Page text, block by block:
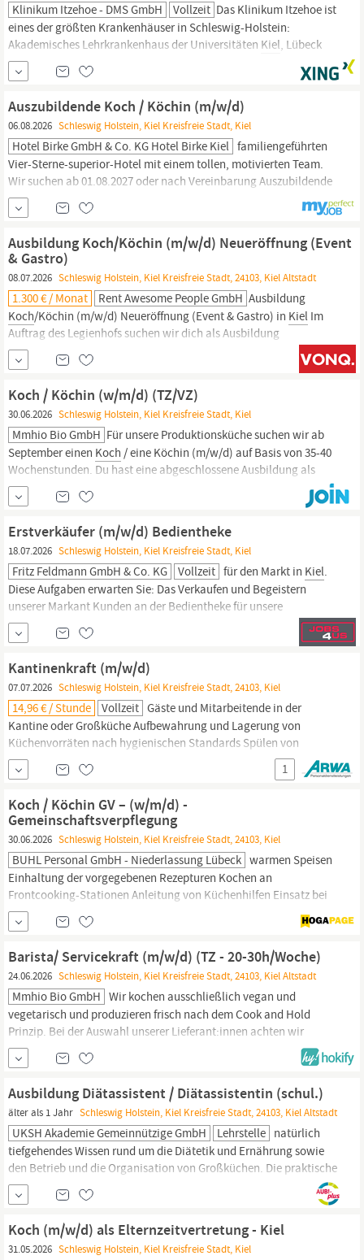
Klinikum Itzehoe - DMS GmbH Vollzeit Das Klinikum Itzehoe ist
eines der größten Krankenhäuser in Schleswig-Holstein:
Akademisches Lehrkrankenhaus der Universitäten Kiel, Lübeck
und Hamburg Mitarbeiterinnen und Mitarbeiter: 3.000
Patientinnen und Patienten pro Jahr: über 30.000 stationär, rund
55.000 ambulant Sie möchten mit Ihrer technischen Expertise
dazu beitragen, dass ein...
Auszubildende Koch / Köchin (m/w/d)
06.08.2026 Schleswig Holstein, Kiel Kreisfreie Stadt, Kiel
Hotel Birke GmbH & Co. KG Hotel Birke Kiel familiengeführten
Vier-Sterne-superior-Hotel mit einem tollen, motivierten Team.
Wir suchen ab 01.08.2027 oder nach Vereinbarung Auszubildende
(m/w/d) für den Beruf
. Anstellungsart: Ausbildung Unser
Fischers Fritz Restaurant ist DAS Fischrestaurant in
unserer offenen, top ausgestatteten Küche wird nach den Regeln
der...
Ausbildung Koch/Köchin (m/w/d) Neueröffnung (Event
& Gastro)
08.07.2026 Schleswig Holstein, Kiel Kreisfreie Stadt, 24103, Kiel Altstadt
1.300 € / Monat Rent Awesome People GmbH Ausbildung
Koch/Köchin (m/w/d) Neueröffnung (Event & Gastro) in Kiel Im
Auftrag des Legienhofs suchen wir dich als Ausbildung
Koch
/Köchin (m/w/d) Neueröffnung (Event & Gastro) in 24103
Kiel. Wenn alles gut geht, machst du nur eine Ausbildung in
deinem Leben. Genau deshalb sollte sie mehr sein...
Koch / Köchin (w/m/d) (TZ/VZ)
30.06.2026 Schleswig Holstein, Kiel Kreisfreie Stadt, Kiel
Mmhio Bio GmbH Für unsere Produktionsküche suchen wir ab
September einen Koch / eine Köchin (m/w/d) auf Basis von 35-40
Wochenstunden. Du hast eine abgeschlossene Ausbildung als
Koch
/Köchin (m/w/d) Strukturiertes Arbeiten ist dein A und O? Du
bist auch in stressigen Situationen konzentriert, umsichtig und
teamfähig? Du bist körperlich fit und...
Erstverkäufer (m/w/d) Bedientheke
18.07.2026 Schleswig Holstein, Kiel Kreisfreie Stadt, Kiel
Fritz Feldmann GmbH & Co. KG Vollzeit für den Markt in Kiel.
Diese Aufgaben erwarten Sie: Das Verkaufen und Begeistern
unserer Markant Kunden an der Bedientheke für unsere
hochwertigen Wurst- und Salatprodukte am Bedienungstresen.
Sie gestalten unsere Wurstbedientheke mit einer sehr
ansprechenden Warenpräsentation und Leidenschaft.
Kompetente Beratung sowie einen zuvorkommenden Service....
Kantinenkraft (m/w/d)
07.07.2026 Schleswig Holstein, Kiel Kreisfreie Stadt, 24103, Kiel
14,96 € / Stunde Vollzeit Gäste und Mitarbeitende in der
Kantine oder Großküche Aufbewahrung und Lagerung von
Küchenvorräten nach hygienischen Standards Spülen von
Geschirr und Küchenutensilien Dein Profil Flexibilität
Motivation/Leistungsbereitschaft Zuverlässigkeit Bewerbe Dich
jetzt! Bei Fragen stehen wir Dir gerne persönlich, telefonisch unter
04 31 / 66 84 69 - 0 oder per E-Mail an
(Gastronomie) (m/w/d),Koch
1
Koch / Köchin GV – (w/m/d) -
Gemeinschaftsverpflegung
30.06.2026 Schleswig Holstein, Kiel Kreisfreie Stadt, 24103, Kiel
BUHL Personal GmbH - Niederlassung Lübeck warmen Speisen
Einhaltung der vorgegebenen Rezepturen Kochen an
Frontcooking-Stationen Anleitung von Küchenhilfen Einsatz bei
kleineren Veranstaltungen & Events Umsetzung & Dokumentation
der Richtlinien des HACCP-Konzeptes Ihr Profil: Eine
abgeschlossene Berufsausbildung als
/Köchin (w/m/d)
Flexibler Teamplayer, sicher auf verschiedenen...
Barista/ Servicekraft (m/w/d) (TZ - 20-30h/Woche)
24.06.2026 Schleswig Holstein, Kiel Kreisfreie Stadt, 24103, Kiel Altstadt
Mmhio Bio GmbH Wir kochen ausschließlich vegan und
vegetarisch und produzieren frisch nach dem Cook and Hold
Prinzip. Bei der Auswahl unserer Lieferant:innen achten wir
insbesondere bei allen frischen Zutaten auf ihre regionale
Herkunft und kooperieren hier mit Höfen aus der Umgebung.
Darüber hinaus bieten wir über unsere eigene Filiale und unsere
externen Caterings ganzKieldie
Ausbildung Diätassistent / Diätassistentin (schul.)
älter als 1 Jahr Schleswig Holstein, Kiel Kreisfreie Stadt, 24103, Kiel Altstadt
UKSH Akademie Gemeinnützige GmbH Lehrstelle natürlich
tiefgehendes Wissen rund um die Diätetik und Ernährung sowie
den Betrieb und die Organisation von Großküchen. Die praktische
Ausbildung mit 1.400 Stunden umfasst die Themen Diätetik,
Koch
- und Küchentechnik, Diät- und Ernährungsberatung und ein
Krankenhauspraktikum. Es gibt eine attraktive
Ausbildungsvergütung! Voraussetzungen für die...
Koch (m/w/d) als Elternzeitvertretung - Kiel
31.05.2026 Schleswig Holstein, Kiel Kreisfreie Stadt, Kiel